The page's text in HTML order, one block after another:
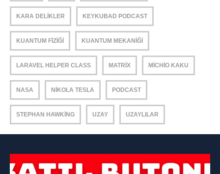
KARA DELIKLER KEYKUBAD PODCAST
KUANTUM FIZIĞI KUANTUM MEKANIĞI
LARAVEL HELPER CLASS MATRIX MICHIO KAKU
NASA NIKOLA TESLA PODCAST
STEPHAN HAWKING UZAY UZAYLILAR